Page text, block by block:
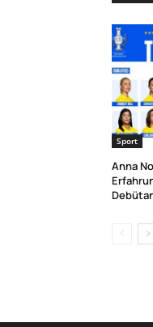
Sport
Anna